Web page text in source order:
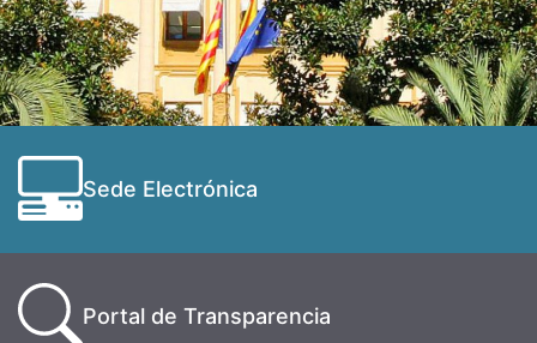
Sede Electrónica
Portal de Transparencia